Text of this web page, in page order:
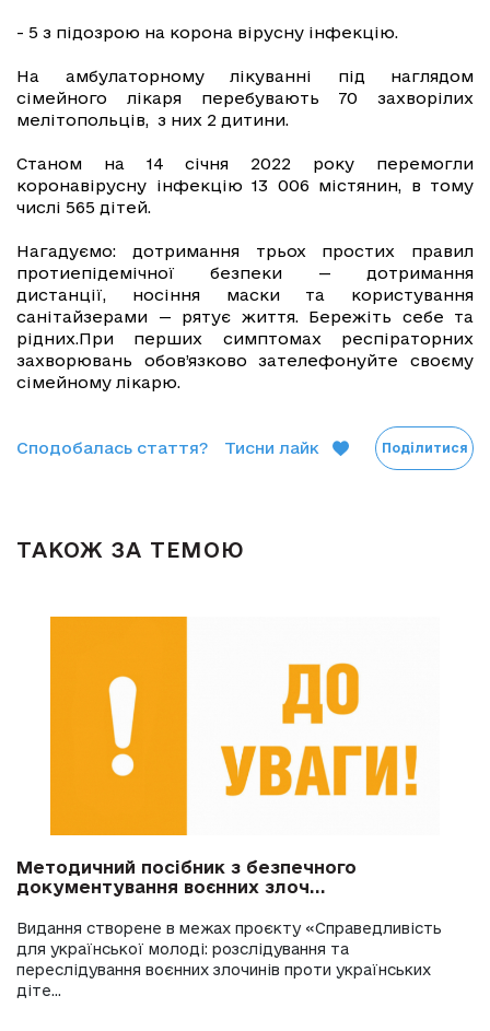
- 5 з підозрою на корона вірусну інфекцію.
На амбулаторному лікуванні під наглядом
сімейного лікаря перебувають 70 захворілих
мелітопольців, з них 2 дитини.
Станом на 14 січня 2022 року перемогли
коронавірусну інфекцію 13 006 містянин, в тому
числі 565 дітей.
Нагадуємо: дотримання трьох простих правил
протиепідемічної безпеки — дотримання
дистанції, носіння маски та користування
санітайзерами — рятує життя. Бережіть себе та
рідних.При перших симптомах респіраторних
захворювань обов’язково зателефонуйте своєму
сімейному лікарю.
Сподобалась стаття? Тисни лайк Поділитися
ТАКОЖ ЗА ТЕМОЮ
Методичний посібник з безпечного
документування воєнних злоч...
Видання створене в межах проєкту «Справедливість
для української молоді: розслідування та
переслідування воєнних злочинів проти українських
діте...